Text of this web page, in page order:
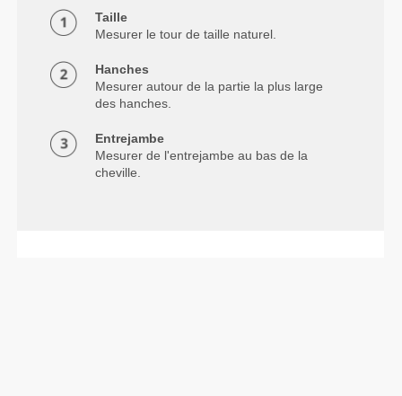
Taille
Mesurer le tour de taille naturel.
Hanches
Mesurer autour de la partie la plus large
des hanches.
Entrejambe
Mesurer de l'entrejambe au bas de la
cheville.